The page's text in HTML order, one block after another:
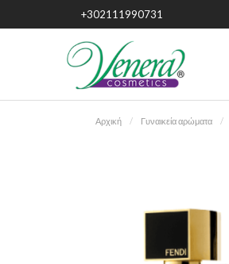
+302111990731
Αρχική Γυναικεία αρώματα